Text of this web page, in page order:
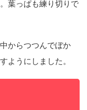
葉っぱも練り切りで
からつつんでぼか
ようにしました。